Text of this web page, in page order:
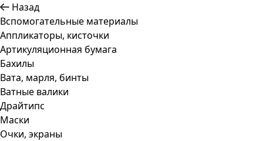
Назад
Вспомогательные материалы
Аппликаторы, кисточки
Артикуляционная бумага
Бахилы
Вата, марля, бинты
Ватные валики
Драйтипс
Маски
Очки, экраны